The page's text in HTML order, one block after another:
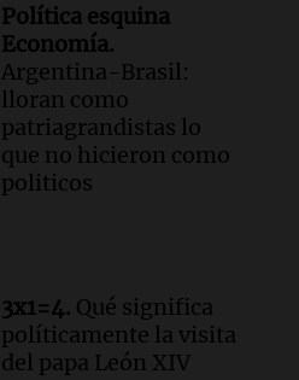
Política esquina
Economía.
Argentina-Brasil:
lloran como
patriagrandistas lo
que no hicieron como
politicos
3x1=4. Qué significa
políticamente la visita
del papa León XIV